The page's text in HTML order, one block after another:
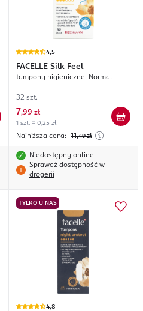
4,5
FACELLE Silk Feel
tampony higieniczne, Normal
32 szt.
7,99 zł
1 szt. = 0,25 zł
Najniższa cena: 11,49 zł
Niedostępny online
Sprawdź dostępność w
drogerii
TYLKO U NAS
4,8